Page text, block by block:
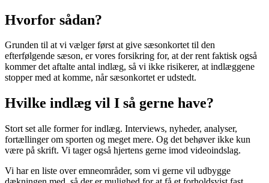
Hvorfor sådan?
Grunden til at vi vælger først at give sæsonkortet til den
efterfølgende sæson, er vores forsikring for, at der rent faktisk også
kommer det aftalte antal indlæg, så vi ikke risikerer, at indlæggene
stopper med at komme, når sæsonkortet er udstedt.
Hvilke indlæg vil I så gerne have?
Stort set alle former for indlæg. Interviews, nyheder, analyser,
fortællinger om sporten og meget mere. Og det behøver ikke kun
være på skrift. Vi tager også hjertens gerne imod videoindslag.
Vi har en liste over emneområder, som vi gerne vil udbygge